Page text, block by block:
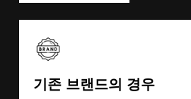
기존 브랜드의 경우